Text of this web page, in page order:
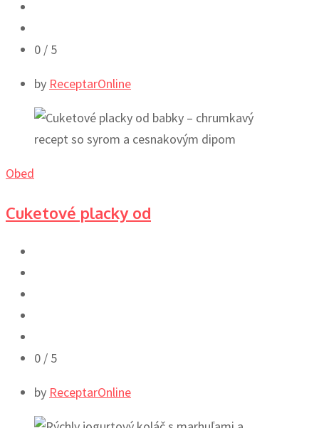
0 / 5
by ReceptarOnline
Obed
Cuketové placky od
0 / 5
by ReceptarOnline